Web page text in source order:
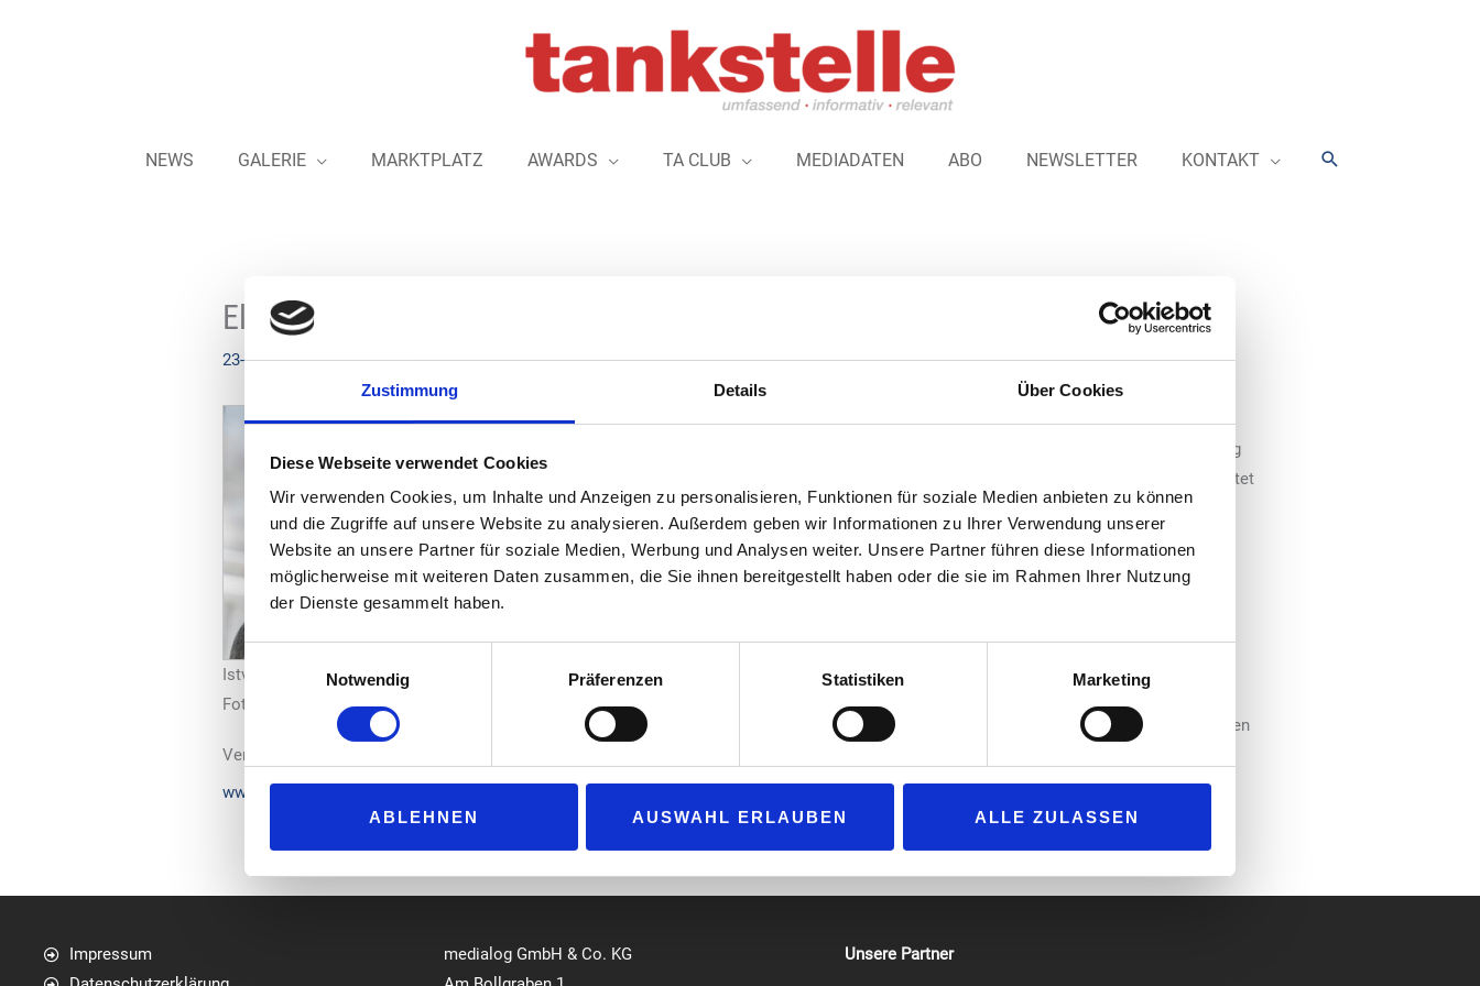
Zustimmung Details Über Cookies
Diese Webseite verwendet Cookies
Wir verwenden Cookies, um Inhalte und Anzeigen zu personalisieren, Funktionen für soziale Medien anbieten zu können
und die Zugriffe auf unsere Website zu analysieren. Außerdem geben wir Informationen zu Ihrer Verwendung unserer
Website an unsere Partner für soziale Medien, Werbung und Analysen weiter. Unsere Partner führen diese Informationen
möglicherweise mit weiteren Daten zusammen, die Sie ihnen bereitgestellt haben oder die sie im Rahmen Ihrer Nutzung
der Dienste gesammelt haben.
Einwilligungsauswahl
Notwendig
Präferenzen Statistiken Marketing
ABLEHNEN AUSWAHL ERLAUBEN ALLE ZULASSEN
NEWS GALERIE MARKTPLATZ AWARDS TA CLUB MEDIADATEN ABO NEWSLETTER KONTAKT Suchen
Elias Consult – Netzwerker der Branche seit April selbstständig
23-05-2023
Istvan Elias
Foto: Alfred Kirst
Seit über 25 Jahren ist der Tankstellen-Netzwerker Istvan Elias in der Branche
unterwegs. Im April 2023 hat er sich mit seiner Firma „Elias Consult“ selbstständig
gemacht. Er vermittelt nun Betreiber, Pächter, Partner und Nachfolger – und begleitet
den Prozess sowie die gesamte Abwicklung. Elias verfügt über zahlreiche Gastro-
Kontakte und beschreibt sich auch als „Brückenbauer zwischen den Welten“ der
Gastronomie und Tankstellen, denn: „Mittlerweile wirft die Systemgastronomie
Verfahrensdokumentationen an. Der Werbe-affine Netzwerker arbeitet mit Contax
Steuerberater zusammen und unterstützt außerdem Tollkühn Shoppartner in Sachen
Vertrieb und Marketing. Im Bereich Gastro kooperiert Istvan Elias mit Erfa Foodservice.
www.elias-consult.de
Impressum
medialog GmbH & Co. KG
Unsere Partner